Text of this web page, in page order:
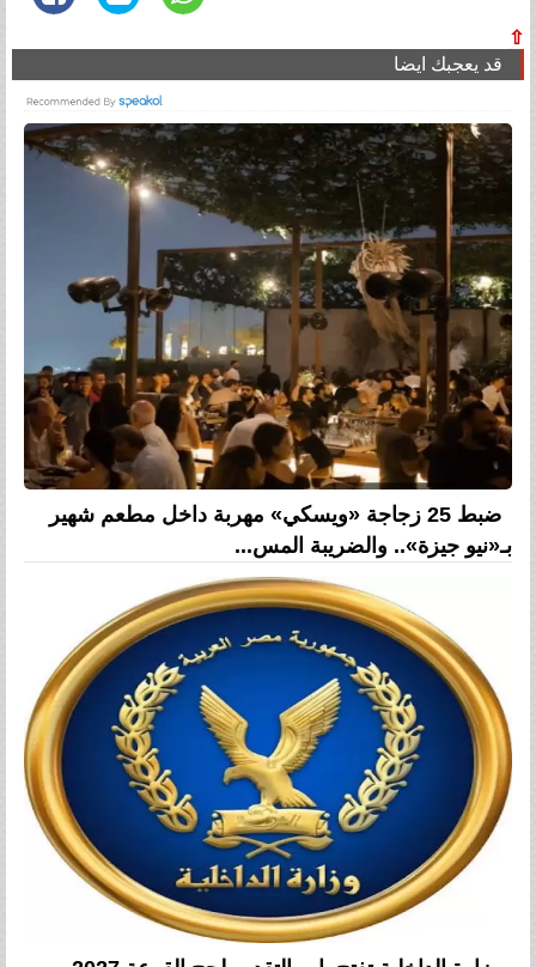
⇧
قد يعجبك ايضا
ضبط 25 زجاجة «ويسكي» مهربة داخل مطعم شهير
بـ«نيو جيزة».. والضريبة المس...